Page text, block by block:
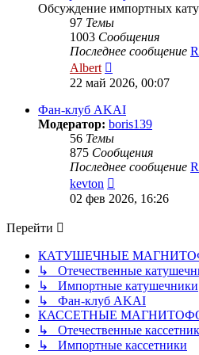
Обсуждение импортных
97 Темы
1003 Сообщения
Последнее сообщение
Albert
к
последнему
сообщению
22 май 2026, 00:07
Фан-клуб AKAI
Модератор: boris139
56 Темы
875 Сообщения
Последнее сообщение
kevton
к
последнему
02 фев 2026, 16:26
Перейти
КАТУШЕЧНЫЕ
↳ Отечественные
↳ Импортные катушечники
↳ Фан-клуб AKAI
КАССЕТНЫЕ
↳ Отечественные
↳ Импортные кассетники